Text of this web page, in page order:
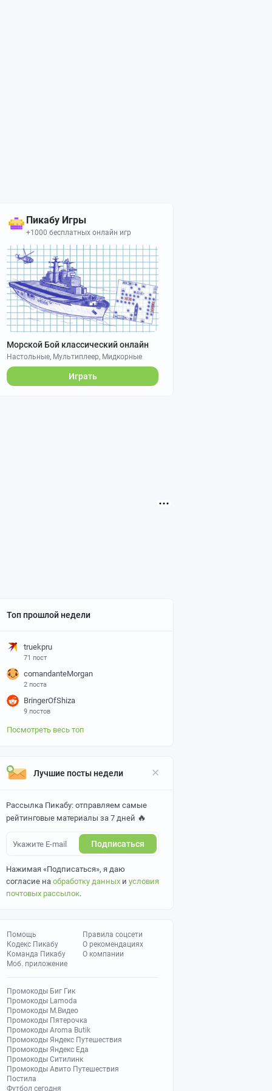
Пикабу Игры
+1000 бесплатных онлайн игр
Морской Бой классический онлайн
Настольные, Мультиплеер, Мидкорные
Играть
Топ прошлой недели
truekpru
71 пост
comandanteMorgan
2 поста
BringerOfShiza
9 постов
Посмотреть весь топ
Лучшие посты недели
Рассылка Пикабу: отправляем самые
рейтинговые материалы за 7 дней 🔥
Подписаться
Нажимая «Подписаться», я даю
согласие на обработку данных и условия
почтовых рассылок.
Помощь
Кодекс Пикабу
Команда Пикабу
Моб. приложение
Правила соцсети
О рекомендациях
О компании
Промокоды Биг Гик
Промокоды Lamoda
Промокоды М.Видео
Промокоды Пятерочка
Промокоды Aroma Butik
Промокоды Яндекс Путешествия
Промокоды Яндекс Еда
Промокоды Ситилинк
Промокоды Авито Путешествия
Постила
Футбол сегодня